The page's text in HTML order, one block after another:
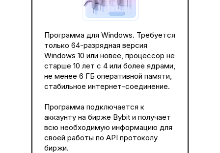
Программа для Windows. Требуется
только 64-разрядная версия
Windows 10 или новее, процессор не
старше 10 лет с 4 или более ядрами,
не менее 6 ГБ оперативной памяти,
стабильное интернет-соединение.
Программа подключается к
аккаунту на бирже Bybit и получает
всю необходимую информацию для
своей работы по API протоколу
биржи.